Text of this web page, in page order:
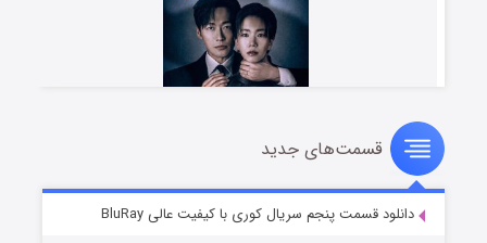
قسمت۸ (زیرنویس) منتشر شد
قسمت‌های جدید
دانلود قسمت پنجم سریال کوری با کیفیت عالی BluRay